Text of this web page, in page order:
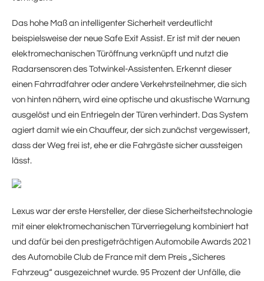
Das hohe Maß an intelligenter Sicherheit verdeutlicht
beispielsweise der neue Safe Exit Assist. Er ist mit der neuen
elektromechanischen Türöffnung verknüpft und nutzt die
Radarsensoren des Totwinkel-Assistenten. Erkennt dieser
einen Fahrradfahrer oder andere Verkehrsteilnehmer, die sich
von hinten nähern, wird eine optische und akustische Warnung
ausgelöst und ein Entriegeln der Türen verhindert. Das System
agiert damit wie ein Chauffeur, der sich zunächst vergewissert,
dass der Weg frei ist, ehe er die Fahrgäste sicher aussteigen
lässt.
Lexus war der erste Hersteller, der diese Sicherheitstechnologie
mit einer elektromechanischen Türverriegelung kombiniert hat
und dafür bei den prestigeträchtigen Automobile Awards 2021
des Automobile Club de France mit dem Preis „Sicheres
Fahrzeug“ ausgezeichnet wurde. 95 Prozent der Unfälle, die